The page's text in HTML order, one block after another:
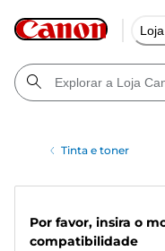
Loja
Tinta e toner
Por favor, insira o
compatibilidade